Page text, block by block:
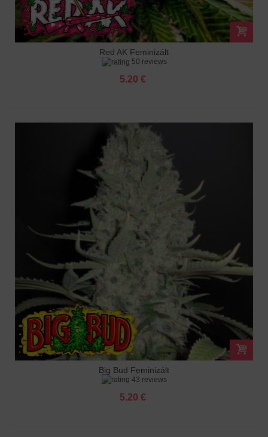
Red AK Feminizált
50 reviews
5.20 €
Big Bud Feminizált
43 reviews
5.20 €